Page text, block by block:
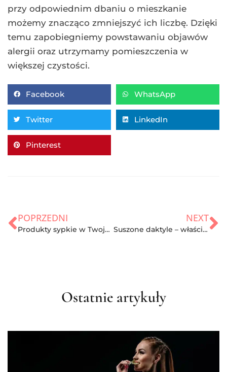
przy odpowiednim dbaniu o mieszkanie
możemy znacząco zmniejszyć ich liczbę. Dzięki
temu zapobiegniemy powstawaniu objawów
alergii oraz utrzymamy pomieszczenia w
większej czystości.
Facebook WhatsApp
Twitter LinkedIn
Pinterest
POPRZEDNI
Produkty sypkie w Twojej diecie
NEXT
Suszone daktyle – właściwości, wykorzystanie oraz kalorie
Ostatnie artykuły